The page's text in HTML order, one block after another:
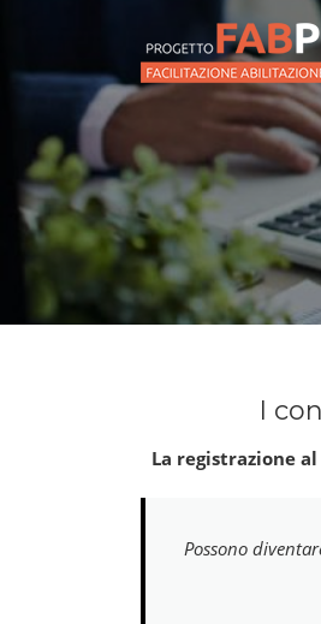
contenuto
I
La registrazione
Possono